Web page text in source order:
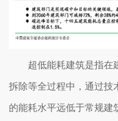
超低能耗建筑是指在
拆除等全过程中，通过技
的能耗水平远低于常规建